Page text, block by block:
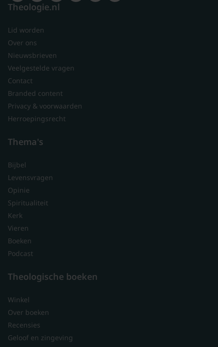
Theologie.nl
Lid worden
Over ons
Nieuwsbrieven
Veelgestelde vragen
Contact
Branded content
Privacy & voorwaarden
Herroepingsrecht
Thema's
Bijbel
Levensvragen
Opinie
Spiritualiteit
Kerk
Vieren
Boeken
Podcast
Theologische boeken
Winkel
Over boeken
Recensies
Geloof en zingeving